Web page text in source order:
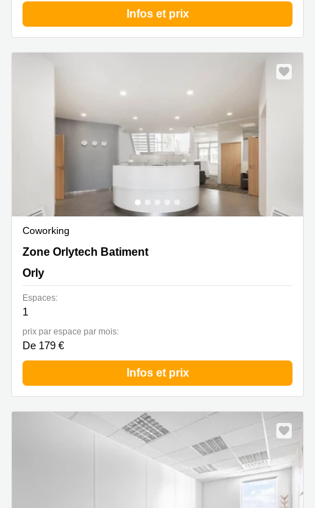
Infos et prix
Coworking
Zone Orlytech Batiment 516,1 allée du commandant
Zone Orlytech Batiment
Orly
Espaces:
1
prix par espace par mois:
De 179 €
Infos et prix